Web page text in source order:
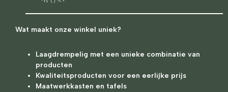
Wat maakt onze winkel uniek?
Laagdrempelig met een unieke combinatie van
producten
Kwaliteitsproducten voor een eerlijke prijs
Maatwerkkasten en tafels